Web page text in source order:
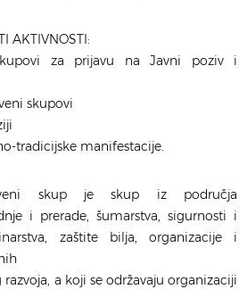
AKTIVNOSTI:
za prijavu na Javni poziv i
skupovi
tradicijske manifestacije.
skup je skup iz područja
i prerade, šumarstva, sigurnosti i
zaštite bilja, organizacije i
a koji se održavaju organizaciji